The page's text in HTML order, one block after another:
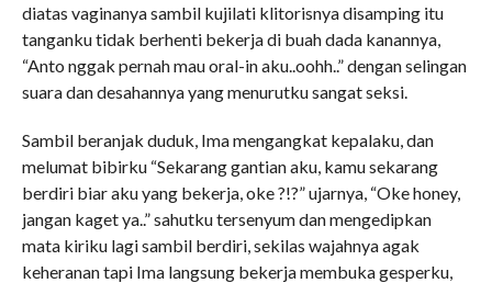
diatas vaginanya sambil kujilati klitorisnya disamping itu
tanganku tidak berhenti bekerja di buah dada kanannya,
“Anto nggak pernah mau oral-in aku..oohh..” dengan selingan
suara dan desahannya yang menurutku sangat seksi.
Sambil beranjak duduk, Ima mengangkat kepalaku, dan
melumat bibirku “Sekarang gantian aku, kamu sekarang
berdiri biar aku yang bekerja, oke ?!?” ujarnya, “Oke honey,
jangan kaget ya..” sahutku tersenyum dan mengedipkan
mata kiriku lagi sambil berdiri, sekilas wajahnya agak
keheranan tapi Ima langsung bekerja membuka gesperku,